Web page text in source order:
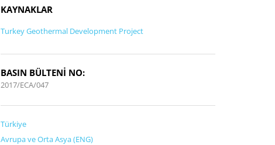
KAYNAKLAR
Turkey Geothermal Development Project
BASIN BÜLTENİ NO:
2017/ECA/047
Türkiye
Avrupa ve Orta Asya (ENG)